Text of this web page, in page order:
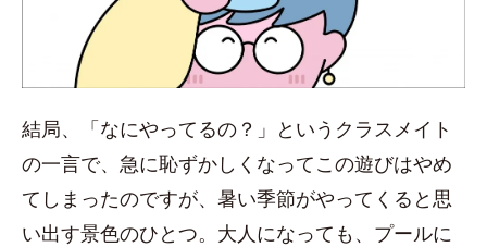
結局、「なにやってるの？」というクラスメイト
の一言で、急に恥ずかしくなってこの遊びはやめ
てしまったのですが、暑い季節がやってくると思
い出す景色のひとつ。大人になっても、プールに